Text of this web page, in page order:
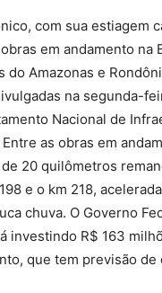
com sua estiagem
em andamento na
do Amazonas e
na segunda-
Nacional de
as obras em
20 quilômetros
e o km 218,
chuva. O Governo
investindo R$ 163
que tem previsão de